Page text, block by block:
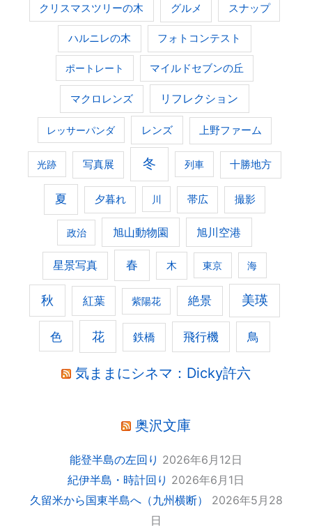
クリスマスツリーの木 グルメ スナップ
ハルニレの木 フォトコンテスト
ポートレート マイルドセブンの丘
マクロレンズ リフレクション
レッサーパンダ レンズ 上野ファーム
光跡 写真展 冬 列車 十勝地方
夏 夕暮れ 川 帯広 撮影
政治 旭山動物園 旭川空港
星景写真 春 木 東京 海
秋 紅葉 紫陽花 絶景 美瑛
色 花 鉄橋 飛行機 鳥
気ままにシネマ：Dicky許六
奥沢文庫
能登半島の左回り 2026年6月12日
紀伊半島・時計回り 2026年6月1日
久留米から国東半島へ（九州横断）
2026年5月28
日